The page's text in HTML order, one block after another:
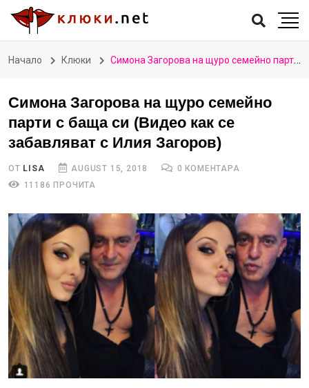
Начало Клюки Симона Загорова на щуро семейно парти с баща си (Видео как се забавляват с Илия Загоров)
Симона Загорова на щуро семейно
парти с баща си (Видео как се
забавляват с Илия Загоров)
ОТ LISA AUGUST 15, 2018
0 КОМЕНТАРА
11186 ПРОЧИТА